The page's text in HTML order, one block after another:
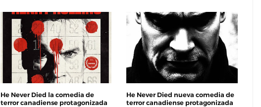
He Never Died la comedia de
terror canadiense protagonizada
He Never Died nueva comedia de
terror canadiense protagonizada